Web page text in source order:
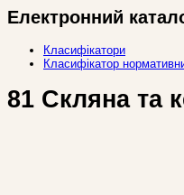
Електронний
Класифікатори
Класифікатор
81 Скляна та